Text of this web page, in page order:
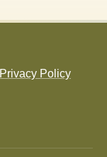
Privacy Policy